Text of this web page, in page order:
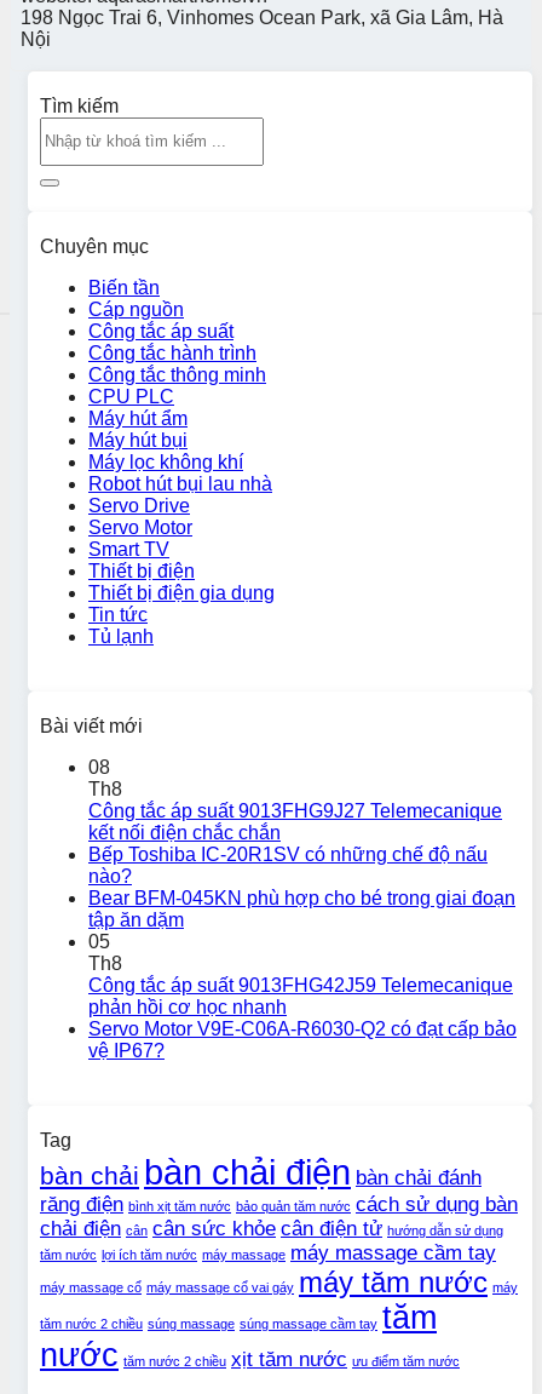
198 Ngọc Trai 6, Vinhomes Ocean Park, xã Gia Lâm, Hà
Nội
Tìm kiếm
Chuyên mục
Biến tần
Cáp nguồn
Công tắc áp suất
Công tắc hành trình
Công tắc thông minh
CPU PLC
Máy hút ẩm
Máy hút bụi
Máy lọc không khí
Robot hút bụi lau nhà
Servo Drive
Servo Motor
Smart TV
Thiết bị điện
Thiết bị điện gia dụng
Tin tức
Tủ lạnh
Bài viết mới
08
Th8
Công tắc áp suất 9013FHG9J27 Telemecanique
kết nối điện chắc chắn
Bếp Toshiba IC-20R1SV có những chế độ nấu
nào?
Bear BFM-045KN phù hợp cho bé trong giai đoạn
tập ăn dặm
05
Th8
Công tắc áp suất 9013FHG42J59 Telemecanique
phản hồi cơ học nhanh
Servo Motor V9E-C06A-R6030-Q2 có đạt cấp bảo
vệ IP67?
Tag
bàn chải bàn chải điện bàn chải đánh
răng điện bình xịt tăm nước bảo quản tăm nước cách sử dụng bàn
chải điện cân cân sức khỏe cân điện tử hướng dẫn sử dụng
tăm nước lợi ích tăm nước máy massage máy massage cầm tay
máy massage cổ máy massage cổ vai gáy máy tăm nước máy
tăm nước 2 chiều súng massage súng massage cầm tay tăm
nước tăm nước 2 chiều xịt tăm nước ưu điểm tăm nước